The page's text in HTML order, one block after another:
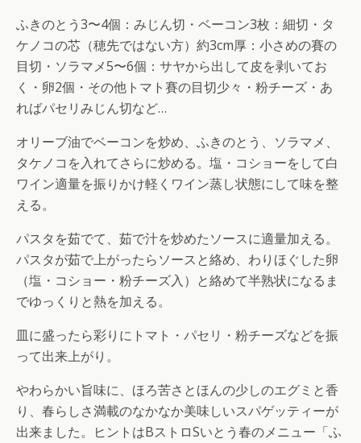
ふきのとう3〜4個：みじん切・ベーコン3枚：細切・タ
ケノコの芯（穂先ではない方）約3cm厚：小さめの賽の
目切・ソラマメ5〜6個：サヤから出して皮を剥いてお
く・卵2個・その他トマト賽の目切少々・粉チーズ・あ
ればパセリみじん切など…
オリーブ油でベーコンを炒め、ふきのとう、ソラマメ、
タケノコを入れてさらに炒める。塩・コショーをして白
ワイン適量を振りかけ軽くワイン蒸し状態にして味を整
える。
パスタを茹でて、茹で汁を炒めたソースに適量加える。
パスタが茹で上がったらソースと絡め、わりほぐした卵
（塩・コショー・粉チーズ入）と絡めて半熟状になるま
でゆっくりと熱を加える。
皿に盛ったら彩りにトマト・パセリ・粉チーズなどを振
って出来上がり。
やわらかい旨味に、ほろ苦さとほんの少しのエグミと香
り、春らしさ満載のなかなか美味しいスパゲッティーが
出来ました。ヒントはBストロSいとう春のメニュー「ふ